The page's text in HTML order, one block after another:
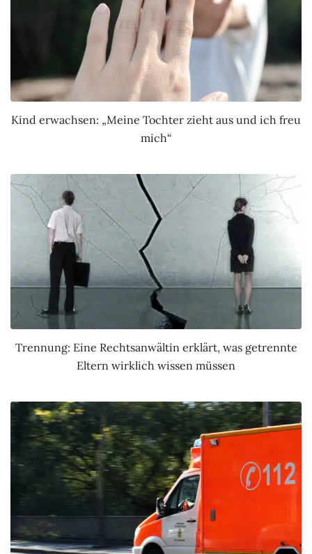
Kind erwachsen: „Meine Tochter zieht aus und ich freu
mich“
Trennung: Eine Rechtsanwältin erklärt, was getrennte
Eltern wirklich wissen müssen